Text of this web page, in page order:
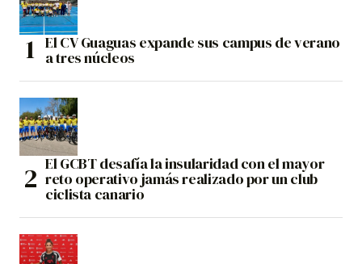
El CV Guaguas expande sus campus de verano
a tres núcleos
El GCBT desafía la insularidad con el mayor
reto operativo jamás realizado por un club
ciclista canario